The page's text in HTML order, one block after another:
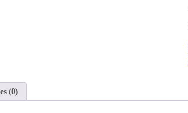
(0)